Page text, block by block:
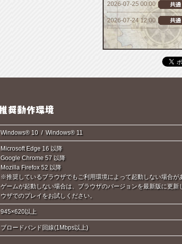
2026-07-25 00:00
2026-07-24 12:00
Windows® 10 / Windows® 11
Microsoft Edge 16 以降
Google Chrome 57 以降
Mozilla Firefox 52 以降
※推奨しているブラウザでもご利用環境によって起動しない場合が
ゲームが起動しない場合は、ブラウザのバージョンを最新版に更新
ウザでのプレイをお試しください。
945×620以上
ブロードバンド回線(1Mbps以上)